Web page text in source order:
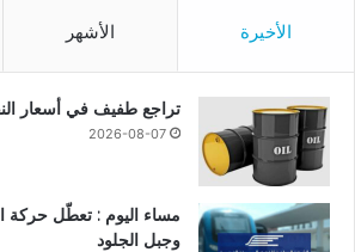
الأخيرة الأشهر
تراجع طفيف في أسعار
2026-08-07
مساء اليوم : تعطّل حركة
وجبل الجلود